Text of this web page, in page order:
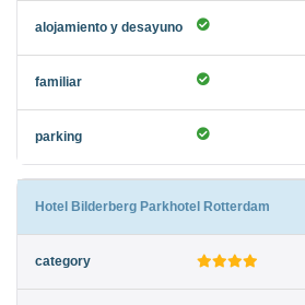
Hotel Bilderberg Parkhotel Rotterdam